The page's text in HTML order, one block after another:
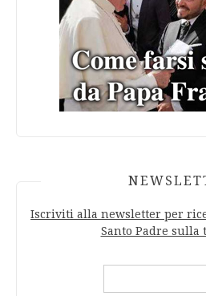
Iscriviti alla newsletter per
Santo Padre sulla